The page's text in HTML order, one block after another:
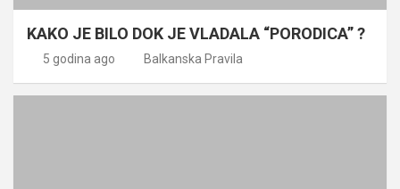
KAKO JE BILO DOK JE VLADALA “PORODICA” ?
5 godina ago Balkanska Pravila